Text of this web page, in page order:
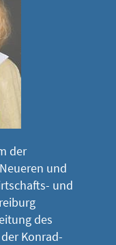
der
und
und
des
Konrad-